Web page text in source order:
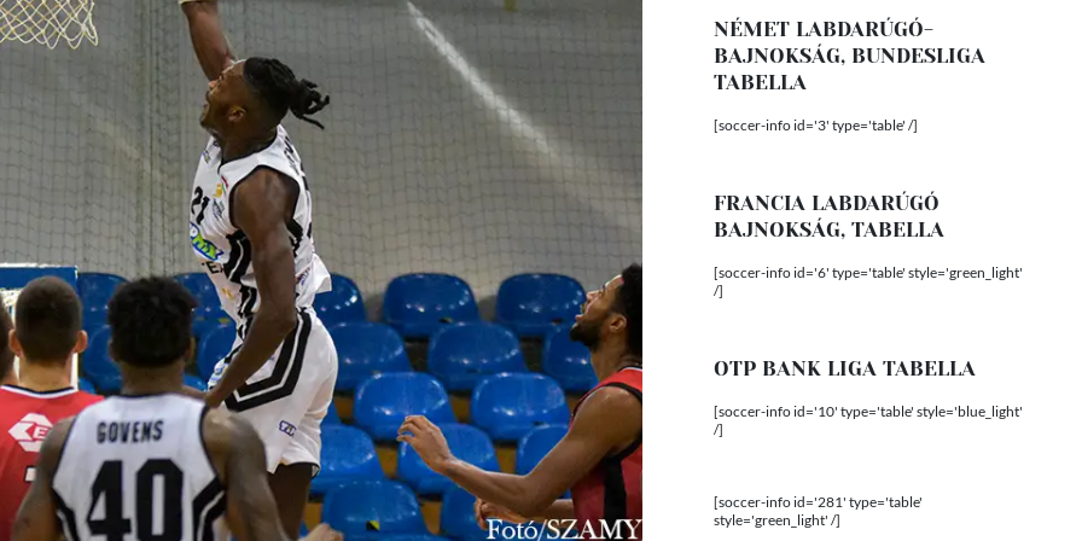
NÉMET LABDARÚGÓ-
BAJNOKSÁG, BUNDESLIGA
TABELLA
[soccer-info id='3' type='table' /]
FRANCIA LABDARÚGÓ
BAJNOKSÁG, TABELLA
[soccer-info id='6' type='table' style='green_light'
/]
OTP BANK LIGA TABELLA
[soccer-info id='10' type='table' style='blue_light'
/]
[soccer-info id='281' type='table'
style='green_light' /]